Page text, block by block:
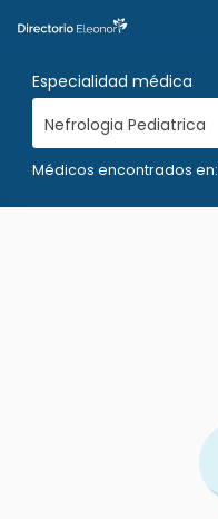
Especialidad médica
Nefrologia Pediatrica
Médicos encontrados en: